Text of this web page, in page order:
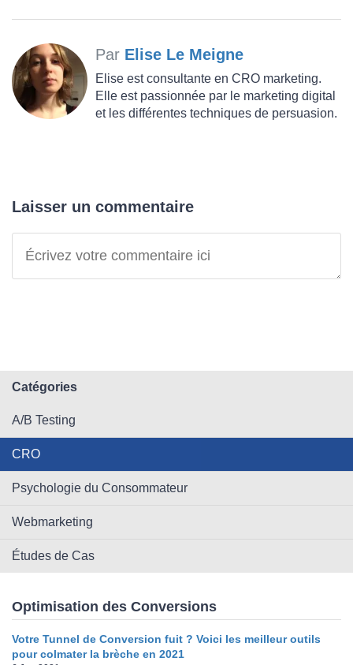
Par Elise Le Meigne
Elise est consultante en CRO marketing.
Elle est passionnée par le marketing digital
et les différentes techniques de persuasion.
Laisser un commentaire
Catégories
A/B Testing
CRO
Psychologie du Consommateur
Webmarketing
Études de Cas
Optimisation des Conversions
Votre Tunnel de Conversion fuit ? Voici les meilleur outils
pour colmater la brèche en 2021